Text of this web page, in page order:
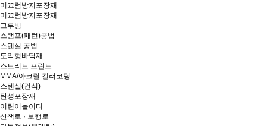
미끄럼방지포장재
미끄럼방지포장재
그루빙
스탬프(패턴)공법
스텐실 공법
도막형바닥재
스트리트 프린트
MMA/아크릴 컬러코팅
스텐실(건식)
탄성포장재
어린이놀이터
산책로 · 보행로